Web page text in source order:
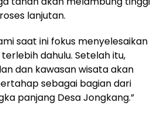
lanjutan.
saat ini fokus menyelesaikan
dahulu. Setelah itu,
dan kawasan wisata akan
sebagai bagian dari
panjang Desa Jongkang.”